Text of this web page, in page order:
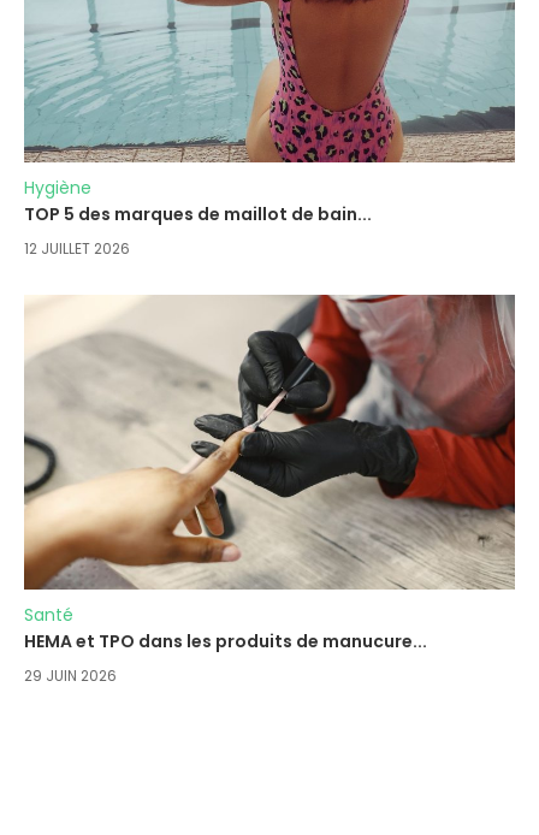
Hygiène
TOP 5 des marques de maillot de bain...
12 JUILLET 2026
Santé
HEMA et TPO dans les produits de manucure...
29 JUIN 2026